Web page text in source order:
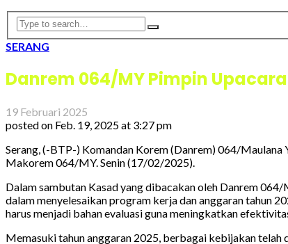
SERANG
Danrem 064/MY Pimpin
19 Februari 2025
posted on Feb. 19, 2025 at 3:27 pm
Serang, (-BTP-) Komandan Korem (Danrem) 064/
Makorem 064/MY. Senin (17/02/2025).
Dalam sambutan Kasad yang dibacakan oleh Danrem
dalam menyelesaikan program kerja dan anggaran tahun
harus menjadi bahan evaluasi guna meningkatkan
Memasuki tahun anggaran 2025, berbagai kebijakan